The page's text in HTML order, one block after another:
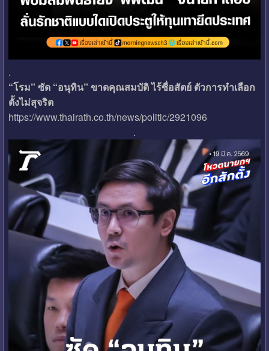
.
“โรม” ซัด “อนุทิน” ขาดคุณสมบัติ ไร้ซื่อสัตย์ ตัวการทำเลือก
ตั้งไม่สุจริต
https://www.thairath.co.th/news/politic/2921096
.